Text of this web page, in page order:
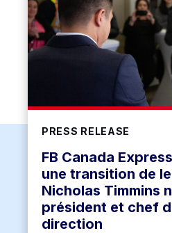
PRESS RELEASE
FB Canada
une transition de
Nicholas Timmins
président et chef
direction